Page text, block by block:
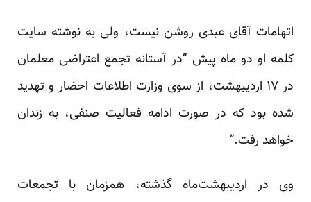
اتهامات آقای عبدی روشن نیست، ولی به نوشته سایت
کلمه او دو ماه پیش “در آستانه تجمع اعتراضی معلمان
در ۱۷ اردیبهشت، از سوی وزارت اطلاعات احضار و تهدید
شده بود که در صورت ادامه فعالیت صنفی، به زندان
خواهد رفت.”
وی در اردیبهشت‌ماه گذشته، همزمان با تجمعات